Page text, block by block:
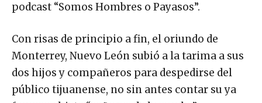
podcast “Somos Hombres o Payasos”.
Con risas de principio a fin, el oriundo de
Monterrey, Nuevo León subió a la tarima a sus
dos hijos y compañeros para despedirse del
público tijuanense, no sin antes contar su ya